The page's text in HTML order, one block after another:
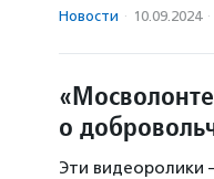
Новости · 10.09.2024 ·
о
Эти видеоролики